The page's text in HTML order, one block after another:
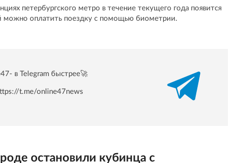
петербургского метро в течение текущего года появится
можно оплатить поездку с помощью биометрии.
в Telegram быстрее🚀
t.me/online47news
остановили кубинца с